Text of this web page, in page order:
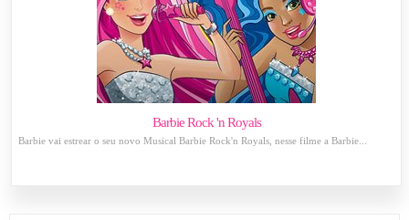
Barbie Rock 'n Royals
Barbie vai estrear o seu novo Musical Barbie Rock'n Royals, nesse filme a Barbie...